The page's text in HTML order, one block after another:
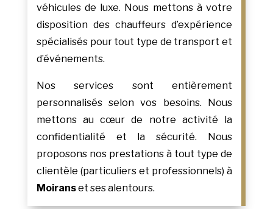
véhicules de luxe. Nous mettons à votre
disposition des chauffeurs d’expérience
spécialisés pour tout type de transport et
d’événements.
Nos services sont entièrement
personnalisés selon vos besoins. Nous
mettons au cœur de notre activité la
confidentialité et la sécurité. Nous
proposons nos prestations à tout type de
clientèle (particuliers et professionnels) à
Moiranset ses alentours.